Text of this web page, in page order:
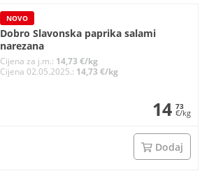
NOVO
Dobro Slavonska paprika salami
narezana
Cijena za j.m.: 14,73 €/kg
Cijena 02.05.2025.: 14,73 €/kg
14 73
€/kg
Dodaj